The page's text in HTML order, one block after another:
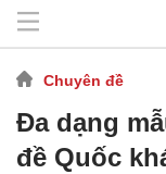
Chuyên đề
Đa dạng
đề Quốc